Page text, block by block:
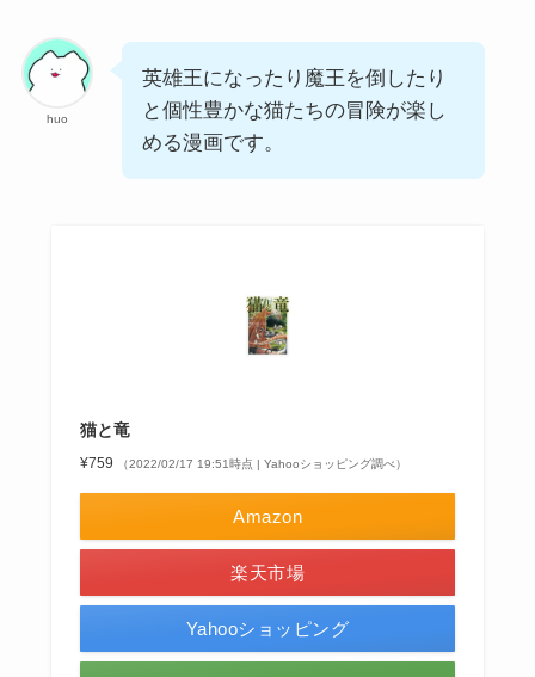
huo
英雄王になったり魔王を倒したり
と個性豊かな猫たちの冒険が楽し
める漫画です。
猫と竜
¥759 （2022/02/17 19:51時点 | Yahooショッピング調べ）
Amazon
楽天市場
Yahooショッピング